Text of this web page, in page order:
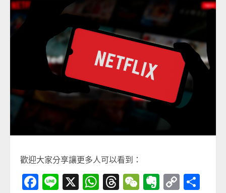
歡迎大家分享讓更多人可以看到：
Facebook
Line
X WhatsApp
Threads
WeChat
Evernote
Copy